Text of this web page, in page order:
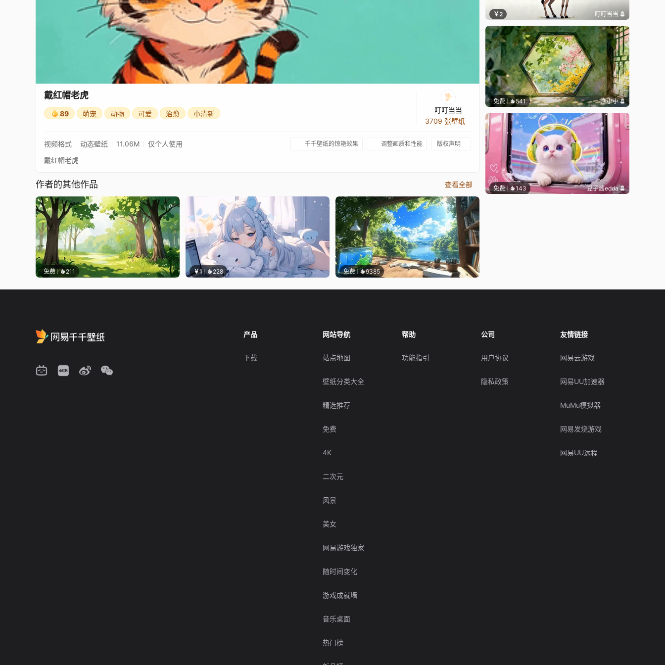
戴红帽老虎
89 萌宠 动物 可爱 治愈 小清新
叮叮当当
3709 张壁纸
视频格式 动态壁纸 11.06M 仅个人使用 千千壁纸的惊艳效果 调整画质和性能 版权声明
戴红帽老虎
作者的其他作品 查看全部
免费 211 ￥1 228 免费 9385
￥2 叮叮当当
免费 541 渔小小
免费 143 豆子酱edda
产品
下载
网站导航
站点地图
壁纸分类大全
精选推荐
免费
4K
二次元
风景
美女
网易游戏独家
随时间变化
游戏成就墙
音乐桌面
热门榜
帮助
功能指引
公司
用户协议
隐私政策
友情链接
网易云游戏
网易UU加速器
MuMu模拟器
网易发烧游戏
网易UU远程